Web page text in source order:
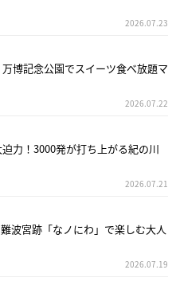
2026.07.23
博記念公園でスイーツ食べ放題マ
2026.07.22
迫力！3000発が打ち上がる紀の川
2026.07.21
波宮跡「なノにわ」で楽しむ大人
2026.07.19